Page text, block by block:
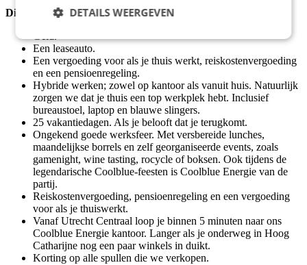
Dit zoek jij verder in een baan
Een leaseauto.
Een vergoeding voor als je thuis werkt, reiskostenvergoeding
en een pensioenregeling.
Hybride werken; zowel op kantoor als vanuit huis. Natuurlijk
zorgen we dat je thuis een top werkplek hebt. Inclusief
bureaustoel, laptop en blauwe slingers.
25 vakantiedagen. Als je belooft dat je terugkomt.
Ongekend goede werksfeer. Met versbereide lunches,
maandelijkse borrels en zelf georganiseerde events, zoals
gamenight, wine tasting, rocycle of boksen. Ook tijdens de
legendarische Coolblue-feesten is Coolblue Energie van de
partij.
Reiskostenvergoeding, pensioenregeling en een vergoeding
voor als je thuiswerkt.
Vanaf Utrecht Centraal loop je binnen 5 minuten naar ons
Coolblue Energie kantoor. Langer als je onderweg in Hoog
Catharijne nog een paar winkels in duikt.
Korting op alle spullen die we verkopen.
DETAILS WEERGEVEN